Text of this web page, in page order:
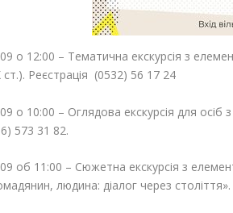
о 12:00 – Тематична екскурсія з
ст.). Реєстрація (0532) 56 17 24
о 10:00 – Оглядова екскурсія для осіб
573 31 82.
об 11:00 – Сюжетна екскурсія з
людина: діалог через